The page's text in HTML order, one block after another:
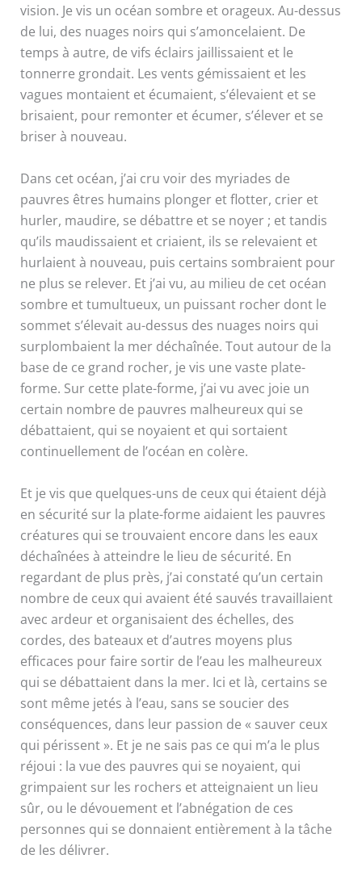
vision. Je vis un océan sombre et orageux. Au-dessus
de lui, des nuages noirs qui s’amoncelaient. De
temps à autre, de vifs éclairs jaillissaient et le
tonnerre grondait. Les vents gémissaient et les
vagues montaient et écumaient, s’élevaient et se
brisaient, pour remonter et écumer, s’élever et se
briser à nouveau.
Dans cet océan, j’ai cru voir des myriades de
pauvres êtres humains plonger et flotter, crier et
hurler, maudire, se débattre et se noyer ; et tandis
qu’ils maudissaient et criaient, ils se relevaient et
hurlaient à nouveau, puis certains sombraient pour
ne plus se relever. Et j’ai vu, au milieu de cet océan
sombre et tumultueux, un puissant rocher dont le
sommet s’élevait au-dessus des nuages noirs qui
surplombaient la mer déchaînée. Tout autour de la
base de ce grand rocher, je vis une vaste plate-
forme. Sur cette plate-forme, j’ai vu avec joie un
certain nombre de pauvres malheureux qui se
débattaient, qui se noyaient et qui sortaient
continuellement de l’océan en colère.
Et je vis que quelques-uns de ceux qui étaient déjà
en sécurité sur la plate-forme aidaient les pauvres
créatures qui se trouvaient encore dans les eaux
déchaînées à atteindre le lieu de sécurité. En
regardant de plus près, j’ai constaté qu’un certain
nombre de ceux qui avaient été sauvés travaillaient
avec ardeur et organisaient des échelles, des
cordes, des bateaux et d’autres moyens plus
efficaces pour faire sortir de l’eau les malheureux
qui se débattaient dans la mer. Ici et là, certains se
sont même jetés à l’eau, sans se soucier des
conséquences, dans leur passion de « sauver ceux
qui périssent ». Et je ne sais pas ce qui m’a le plus
réjoui : la vue des pauvres qui se noyaient, qui
grimpaient sur les rochers et atteignaient un lieu
sûr, ou le dévouement et l’abnégation de ces
personnes qui se donnaient entièrement à la tâche
de les délivrer.